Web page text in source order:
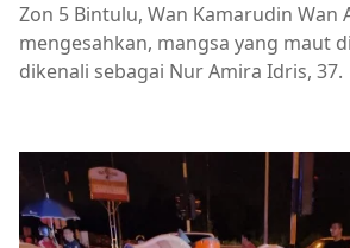
Zon 5 Bintulu, Wan Kamarudin Wan
mengesahkan, mangsa yang maut
dikenali sebagai Nur Amira Idris, 37.